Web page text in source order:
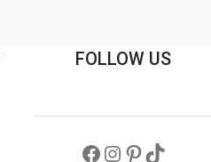
FOLLOW US